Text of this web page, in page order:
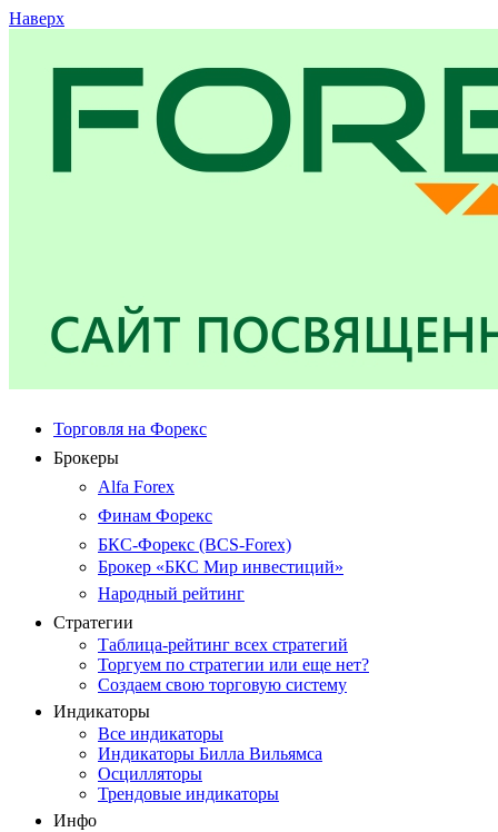
Наверх
Торговля на Форекс
Брокеры
Alfa Forex
Финам Форекс
БКС-Форекс (BCS-Forex)
Брокер «БКС Мир инвестиций»
Народный рейтинг
Стратегии
Таблица-рейтинг всех стратегий
Торгуем по стратегии или еще нет?
Создаем свою торговую систему
Индикаторы
Все индикаторы
Индикаторы Билла Вильямса
Осцилляторы
Трендовые индикаторы
Инфо